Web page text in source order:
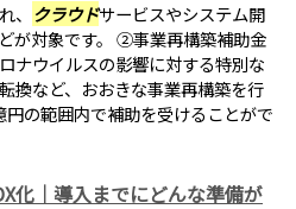
、 クラウドサービスやシステム開
が対象です。 ②事業再構築補助金
ナウイルスの影響に対する特別な
換など、おおきな事業再構築を行
の範囲内で補助を受けることがで
化｜導入までにどんな準備が